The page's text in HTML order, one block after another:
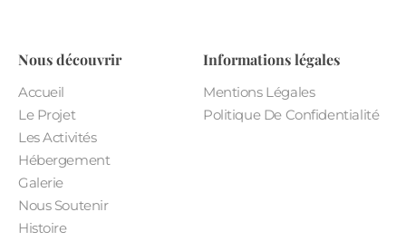
Nous découvrir
Accueil
Le Projet
Les Activités
Hébergement
Galerie
Nous Soutenir
Histoire
Informations légales
Mentions Légales
Politique De Confidentialité